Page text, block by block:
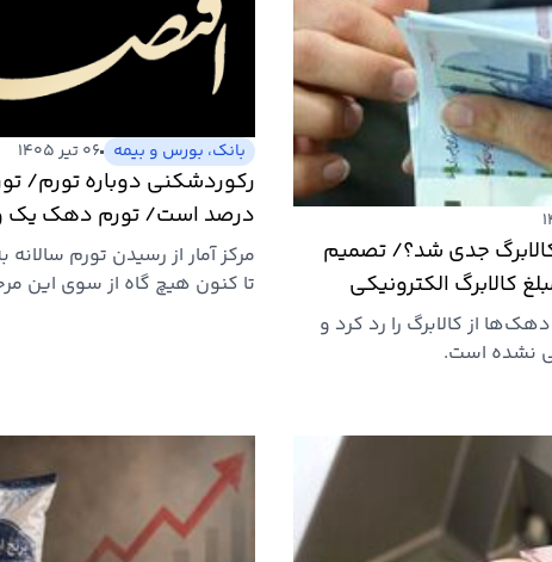
کالابرگ جدی شد؟/ تصمیم
کالابرگ الکترونیکی
از کالابرگ را رد کرد و
نشده است.
بانک، بورس و بیمه ۰۶ تیر ۱۴۰۵
درصد است/ تورم دهک یک
تا کنون هیچ گاه از سوی این